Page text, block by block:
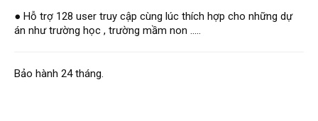
● Hỗ trợ 128 user truy cập cùng lúc thích hợp cho những dự
án như trường học , trường mầm non .....
Bảo hành 24 tháng.